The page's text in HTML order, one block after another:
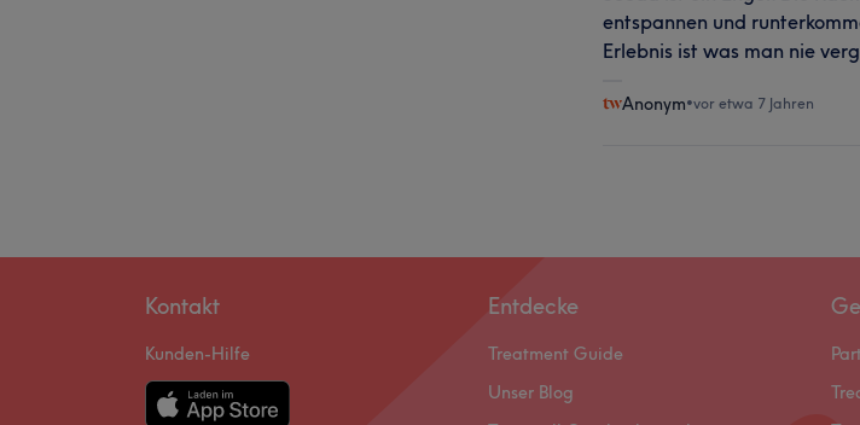
entspannen und
Erlebnis ist was man nie
Anonym•vor etwa 7 Jahren
Kontakt
Kunden-Hilfe
Entdecke
Treatment Guide
Unser Blog